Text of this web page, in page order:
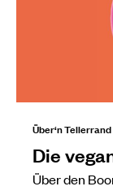
Über‘n Tellerrand
Die
Über den